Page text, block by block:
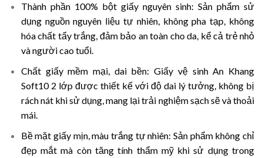
Thành phần 100% bột giấy nguyên sinh: Sản phẩm sử
dụng nguồn nguyên liệu tự nhiên, không pha tạp, không
hóa chất tẩy trắng, đảm bảo an toàn cho da, kể cả trẻ nhỏ
và người cao tuổi.
Chất giấy mềm mại, dai bền: Giấy vệ sinh An Khang
Soft10 2 lớp được thiết kế với độ dai lý tưởng, không bị
rách nát khi sử dụng, mang lại trải nghiệm sạch sẽ và thoải
mái.
Bề mặt giấy mịn, màu trắng tự nhiên: Sản phẩm không chỉ
đẹp mắt mà còn tăng tính thẩm mỹ khi sử dụng trong